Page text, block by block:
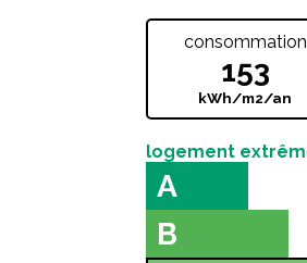
consommation
153
kWh/m2/an
logement
A
B